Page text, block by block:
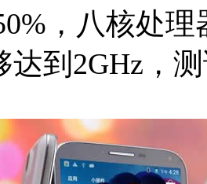
，八核处
达到2GHz，